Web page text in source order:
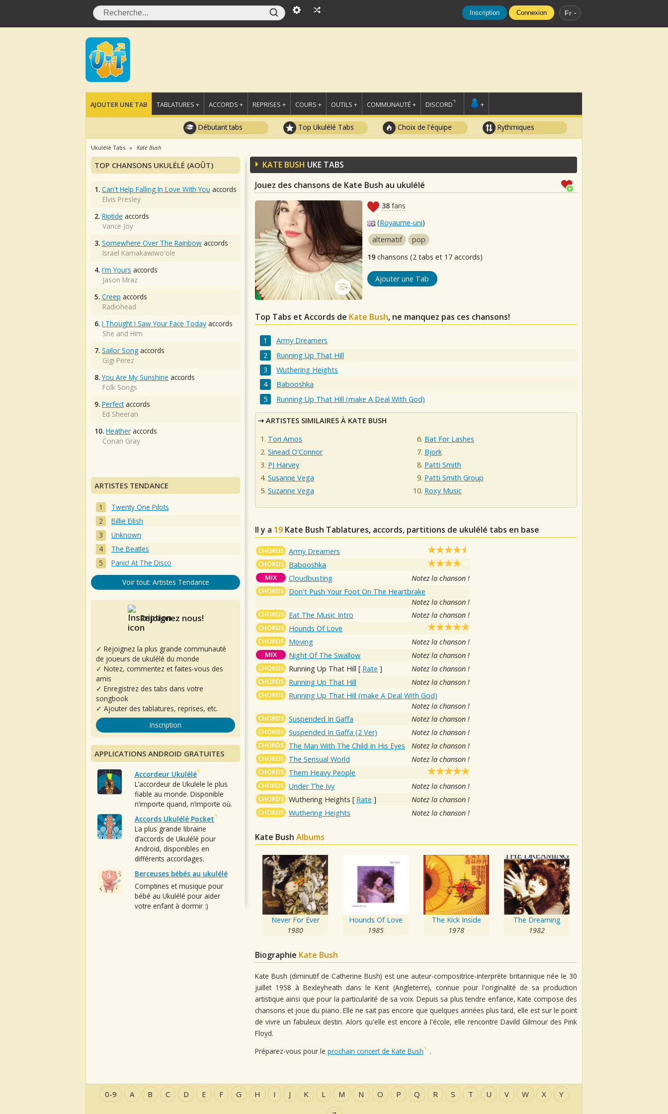
Inscription Connexion Fr
AJOUTER UNE TAB TABLATURES + ACCORDS + REPRISES + COURS + OUTILS + COMMUNAUTÉ + DISCORD +
Débutant tabs Top Ukulélé Tabs Choix de l'équipe Rythmiques
Ukulélé Tabs Kate Bush
KATE BUSH UKE TABS
Jouez des chansons de Kate Bush au ukulélé
38 fans
(Royaume-uni)
alternatif
pop
19 chansons (2 tabs et 17 accords)
Ajouter une Tab
Top Tabs et Accords de Kate Bush, ne manquez pas ces chansons!
Army Dreamers
Running Up That Hill
Wuthering Heights
Babooshka
Running Up That Hill (make A Deal With God)
ARTISTES SIMILAIRES À KATE BUSH
Tori Amos
Sinead O'Connor
PJ Harvey
Susanne Vega
Suzanne Vega
Bat For Lashes
Bjork
Patti Smith
Patti Smith Group
Roxy Music
Il y a 19 Kate Bush Tablatures, accords, partitions de ukulélé tabs en base
CHORDS Army Dreamers
CHORDS Babooshka
MIX Cloudbusting Notez la chanson !
CHORDS Don't Push Your Foot On The Heartbrake
Notez la chanson !
CHORDS Eat The Music Intro Notez la chanson !
CHORDS Hounds Of Love
CHORDS Moving Notez la chanson !
MIX Night Of The Swallow Notez la chanson !
CHORDS Running Up That Hill [ Rate ] Notez la chanson !
CHORDS Running Up That Hill Notez la chanson !
CHORDS Running Up That Hill (make A Deal With God)
Notez la chanson !
CHORDS Suspended In Gaffa Notez la chanson !
CHORDS Suspended In Gaffa (2 Ver) Notez la chanson !
CHORDS The Man With The Child In His Eyes Notez la chanson !
CHORDS The Sensual World Notez la chanson !
CHORDS Them Heavy People
CHORDS Under The Ivy Notez la chanson !
CHORDS Wuthering Heights [ Rate ] Notez la chanson !
CHORDS Wuthering Heights Notez la chanson !
Kate Bush Albums
Never For Ever
1980
Hounds Of Love
1985
The Kick Inside
1978
The Dreaming
1982
Biographie Kate Bush
Kate Bush (diminutif de Catherine Bush) est une auteur-compositrice-interprète britannique née le 30
juillet 1958 à Bexleyheath dans le Kent (Angleterre), connue pour l'originalité de sa production
artistique ainsi que pour la particularité de sa voix. Depuis sa plus tendre enfance, Kate compose des
chansons et joue du piano. Elle ne sait pas encore que quelques années plus tard, elle est sur le point
de vivre un fabuleux destin. Alors qu'elle est encore à l'école, elle rencontre Davild Gilmour des Pink
Floyd.
Préparez-vous pour le prochain concert de Kate Bush .
TOP CHANSONS UKULÉLÉ (AOÛT)
1. Can't Help Falling In Love With You accords
Elvis Presley
2. Riptide accords
Vance Joy
3. Somewhere Over The Rainbow accords
Israel Kamakawiwo'ole
4. I'm Yours accords
Jason Mraz
5. Creep accords
Radiohead
6. I Thought I Saw Your Face Today accords
She and Him
7. Sailor Song accords
Gigi Perez
8. You Are My Sunshine accords
Folk Songs
9. Perfectaccords
Ed Sheeran
10. Heather accords
Conan Gray
ARTISTES TENDANCE
Twenty One Pilots
Billie Eilish
Unknown
The Beatles
Panic! At The Disco
Voir tout: Artistes Tendance
Rejoignez nous!
✓ Rejoignez la plus grande communauté
de joueurs de ukulélé du monde
✓ Notez, commentez et faites-vous des
amis
✓ Enregistrez des tabs dans votre
songbook
✓ Ajouter des tablatures, reprises, etc.
Inscription
APPLICATIONS ANDROID GRATUITES
Accordeur Ukulélé
L’accordeur de Ukulele le plus
fiable au monde. Disponible
n’importe quand, n’importe où.
Accords Ukulélé Pocket
La plus grande librairie
d’accords de Ukulélé pour
Android, disponibles en
différents accordages.
Berceuses bébés au ukulélé
Comptines et musique pour
bébé au Ukulélé pour aider
votre enfant à dormir :)
0-9 A B C D E F G H I J K L M N O P Q R S T U V W X Y